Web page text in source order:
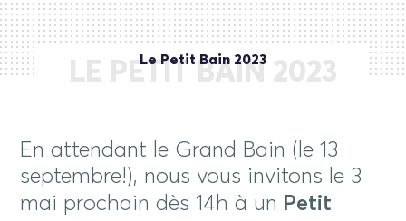
LE PETIT BAIN 2023
Le Petit Bain 2023
En attendant le Grand Bain (le 13
septembre!), nous vous invitons le 3
mai prochain dès 14h à un Petit